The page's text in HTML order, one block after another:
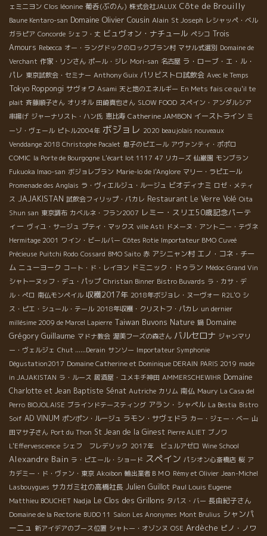
ェミニヨン Clos léonine 葡呑(ぶのん) 株式会社JALUX Côte de Brouilly
Baune Kentaro-san Domaine Olivier Cousin Alain St Joseph レシャッペ・ベル
ガラピア Concorde シェフ・丈 ビュヴォン・ナチュール ペシコ Trois
Amours Rebecca オー・ラングドックのロックブラン村 マサル式選別 Domaine de
Verchant 作家・リンさん ポール・ジレ Mori-san 名古屋 ラ・ローブ・エ・ル・
パレ 東京試飲会・セミナー Anthony Guix パリビストロ試飲会 Avec le Temps
Tokyo Roppongi サヴォワ Asami 天と地のエネルギー En Mets fais ce qu'il te
plait 斉藤順子さん オリオル 田崎真也さん SLOW FOOD スペイン・アンダルシア
串揚げ ジャーナリスト・ハン氏 恵比寿 Catherine JAMBON イーストライン ミ
ーゾ・ヴェール ピトル2004年 ボジョレ 2020 beaujolais nouveaux
Venddange 2018 Christophe Pacalet 息子のピエール アヴァンティ・ポポロ
COMIC la Porte de Bourgogne L'écart lot 1117 47 リカーズ 仙巌園 モンブラン
Fukuoka Imao-san ボジョレブラン Marie-lo de l'Anglore マリー・ラピエール
Promenade des Anglais ラ・ヴィエルジュ・ルージュ ビオディナミ ロゼ・メティ
ス JAJAKISTAN 試飲会フィリップ・パカレ Restaurant Le Verre Volé Oita
Shun san 東京調布 カベルネ・フラン2007 レミー・スリエ50歳記念パーテ
ィー ヴィユ・サージュ プティ・マックス ville Asti ドメーヌ・アント二ー・テヴネ
Hermitage 2001 ワイン・ビールバー Côtes Rotie Importateur BMO Cuveé
Précieuse Puitchi Rodo Cossard BMO Saito 赤 アシニャン村 エノ・コネ・チー
ム ニューヨーク コート・ド・レイヨン ドミニック・ドゥラン Médoc Grand Vin
シャトーヌッフ・デュ・パップ Christian Binner Bistro Buvards ラ・カサ・デ
ル・ぺロ 南仏モンペイル 収穫2017年 2018年ボジョレ・ヌーヴォー R2L'O シ
ス・ピエ・シュール・テール 2018年収穫・クリストフ・パカレ un dernier
millésime 2009 de Marcel Lapierre Taiwan Buvons Nature 鍋 Domaine
Grégory Guillaume マドナ教会 渥美フーズの森さん バルセロナ ジャンマリ
ー・ヴェルジェ Chut ......Derain サンソー Importateur Symphonie
Dégustation2017 Domaine Catherine et Dominique DERAIN PARIS 2019 made
in JAJAKISTAN ラ・ルース 居酒屋・ユメキチ神田 AMMERSCHEWIHR Domaine
Charlotte et Jean Baptiste Sénat Autriche カリム 南仏 Maury La Casa del
Perro BIOJOLAISE ブラインドテースティング アラン・シャペル La Bestia Bistro
Soif AD VINUM ポンポン・ルージュ ラモン・サヴェドラ カー・ジェー・ベー 山
田マサ子さん Port du Thon St Jean de la Ginest Pierre ALIET ブノワ
L'Effervescence シェフ フレデリック 2017年 ビュルアゼロ Wine School
Alexandre Bain ラ・ピエール・ショード スペイン パシオン心斎橋店 桜 ア
カデミー・ド・ヴァン・東京 Akoibon 輸出業者ＢＭＯ Rémy et Olivier Jean-Michel
Lasbouygues サカガミ社の高橋社長 Julien Guillot Paul Louis Eugene
Matthieu BOUCHET Nadja Le Clos des Grillons タパス・バー 長由紀子さん
Domaine de la Rectorie BUDO 11 Salon Les Anonymes Mont Brulius シャンパ
ーニュ 新アイデアのブース位置 シャトー・オゾンヌ OSE Ardèche ピノ・ノワ